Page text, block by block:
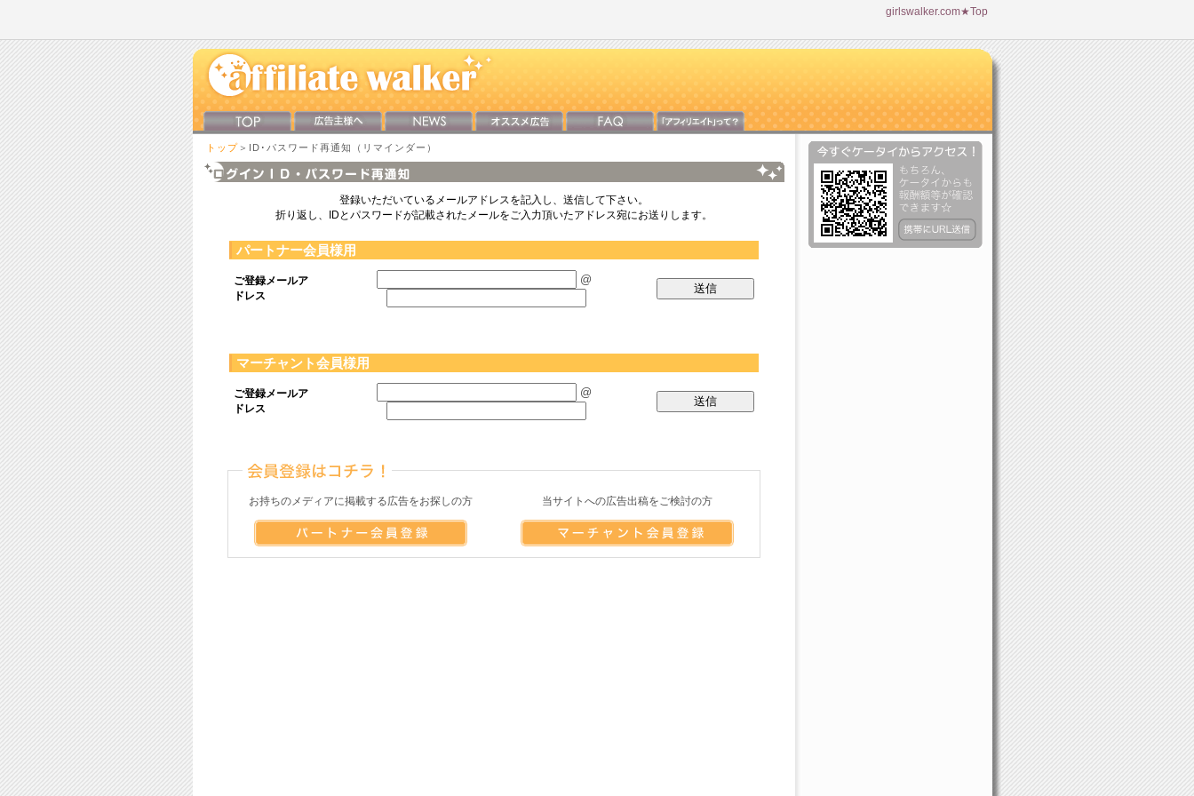
girlswalker.com★Top
トップ ＞ID･パスワード再通知（リマインダー）
登録いただいているメールアドレスを記入し、送信して下さい。
折り返し、IDとパスワードが記載されたメールをご入力頂いたアドレス宛にお送りします。
パートナー会員様用
ご登録メールア
ドレス
@
マーチャント会員様用
ご登録メールア
ドレス
@
お持ちのメディアに掲載する広告をお探しの方 当サイトへの広告出稿をご検討の方